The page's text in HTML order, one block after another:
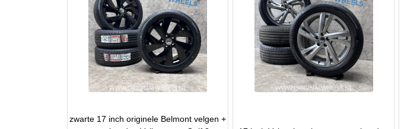
zwarte 17 inch originele Belmont velgen +